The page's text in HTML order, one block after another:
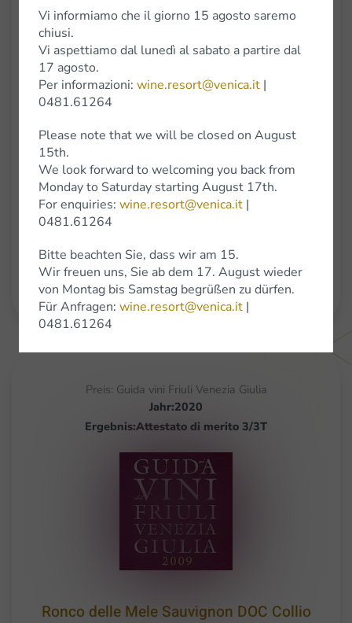
Jahr:2020
Pètris Malvasia DOC Collio 2018
Erfahren Sie mehr über den Preis
Mehr lesen
Preis: Guida vini Friuli Venezia Giulia
Jahr:2020
Ergebnis:Attestato di merito 3/3T
Ronco delle Mele Sauvignon DOC Collio
Vi informiamo che il giorno 15 agosto saremo
chiusi.
Vi aspettiamo dal lunedì al sabato a partire dal
17 agosto.
Per informazioni: wine.resort@venica.it |
0481.61264
Please note that we will be closed on August
15th.
We look forward to welcoming you back from
Monday to Saturday starting August 17th.
For enquiries: wine.resort@venica.it |
0481.61264
Bitte beachten Sie, dass wir am 15.
Wir freuen uns, Sie ab dem 17. August wieder
von Montag bis Samstag begrüßen zu dürfen.
Für Anfragen: wine.resort@venica.it |
0481.61264